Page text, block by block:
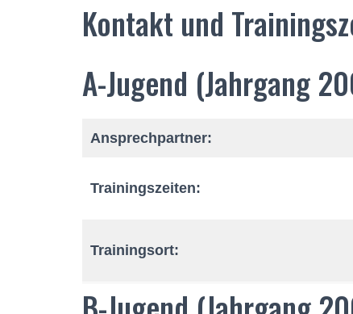
Kontakt und
A-Jugend (Jahrgang
Ansprechpartner:
Trainingszeiten:
Trainingsort: